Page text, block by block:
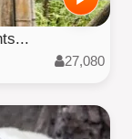
27,080